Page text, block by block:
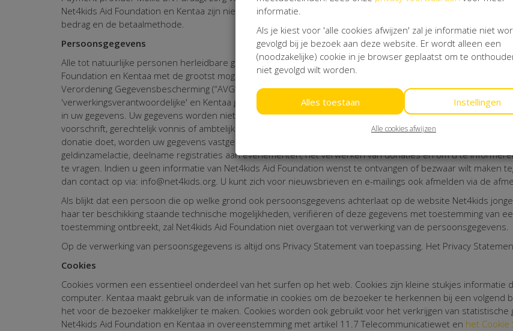
Net4kids Aid Foundation en Kentaa zijn niet aansprakelijk voor de dienstverlening van Mollie B.V.. De exacte
bedrag en de betaalmethode.
Persoonsgegevens
Alle tot natuurlijke personen herleidbare gegevens (“persoonsgegevens”) in de elektronische
Foundation en Kentaa met de grootst mogelijke zorgvuldigheid behandelen. Net4kids Aid Foundation en
Verordening Gegevensbescherming (“AVG”), het Privacy Statement en het Cookie Statement na. Net4kids
'verwerkingsverantwoordelijke' en Kentaa geldt te allen tijde als 'verwerker' in de zin van artikel 4 sub f AVG.
in uw gegevens. Uw gegevens worden niet aan derden verstrekt of ter inzage gegeven, tenzij Net4kids Aid
voorschrift, gerechtelijk vonnis of ambtelijk bevel. Wanneer u de website bezoekt, een actiepagina start,
donatie doet, worden uw gegevens vastgelegd. Net4kids Aid Foundation en Kentaa en gebruiken uw
geldinzamelactie, deelname registraties aan evenementen, het verwerken van donaties en om u te
te vragen. Indien u geen informatie van Net4kids Aid Foundation wenst te ontvangen of bezwaar wilt maken
dan contact op via: info@net4kids.org. U kunt zich voor nieuwsbrieven en e-mailings ook afmelden via de
Als blijkt dat een persoon die op welke grond ook persoonsgegevens achterlaat op de website Net4kids
haar ter beschikking staande technische mogelijkheden, verifiëren of deze gegevens met toestemming van
toestemming ontbreekt, zal Net4kids Aid Foundation niet overgaan tot verwerking van de persoonsgegevens.
Op de verwerking van persoonsgegevens is altijd ons Privacy Statement van toepassing. Het Privacy
Cookies
Cookies vormen een essentieel onderdeel van het surfen op het web. Cookies zijn kleine stukjes
computer. Kentaa maakt gebruik van de informatie in cookies om de bezoeker te herkennen bij een
het voor de bezoeker makkelijker te maken. Cookies worden ook gebruikt voor het verkrijgen van
Net4kids Aid Foundation en Kentaa in overeenstemming met artikel 11.7 Telecommunicatiewet en het
informatie.
Als je kiest voor 'alle cookies afwijzen' zal je informatie niet
gevolgd bij je bezoek aan deze website. Er wordt alleen een
(noodzakelijke) cookie in je browser geplaatst om te
niet gevolgd wilt worden.
Alles toestaan Instellingen
Alle cookies afwijzen